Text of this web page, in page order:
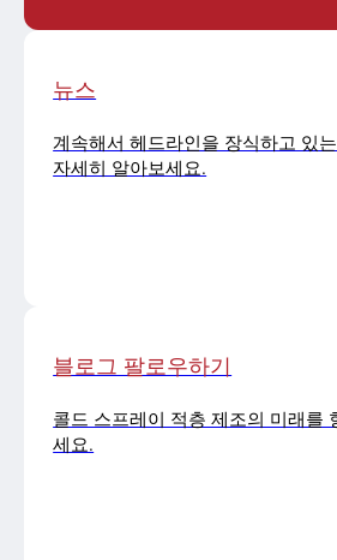
뉴스
계속해서 헤드라인을 장식하고 있는
자세히 알아보세요.
블로그 팔로우하기
콜드 스프레이 적층 제조의 미래를
세요.